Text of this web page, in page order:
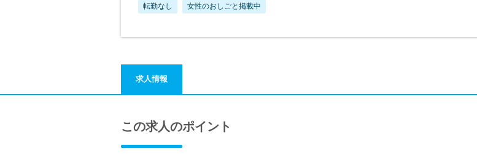
転勤なし 女性のおしごと掲載中
求人情報
この求人のポイント